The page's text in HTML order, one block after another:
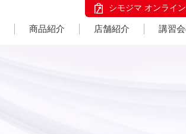
シモジマ オンライ
商品紹介 店舗紹介 講習